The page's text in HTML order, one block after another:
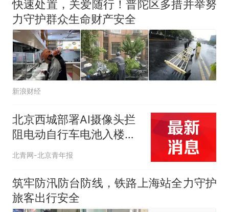
快速处置，关爱随行！普陀区多措并举努
力守护群众生命财产安全
新浪财经
北京西城部署AI摄像头拦
阻电动自行车电池入楼，
0.3秒预警3分钟上门处置
北青网-北京青年报
筑牢防汛防台防线，铁路上海站全力守护
旅客出行安全